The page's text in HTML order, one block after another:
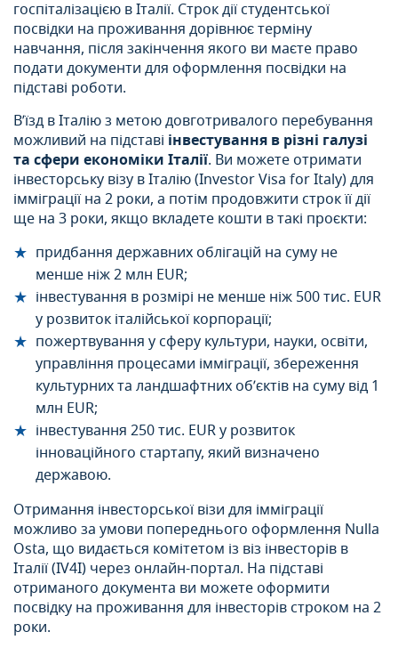
госпіталізацією в Італії. Строк дії студентської
посвідки на проживання дорівнює терміну
навчання, після закінчення якого ви маєте право
подати документи для оформлення посвідки на
підставі роботи.
В’їзд в Італію з метою довготривалого перебування
можливий на підставі інвестування в різні галузі
та сфери економіки Італії. Ви можете отримати
інвесторську візу в Італію (Investor Visa for Italy) для
імміграції на 2 роки, а потім продовжити строк її дії
ще на 3 роки, якщо вкладете кошти в такі проєкти:
придбання державних облігацій на суму не
менше ніж 2 млн EUR;
інвестування в розмірі не менше ніж 500 тис. EUR
у розвиток італійської корпорації;
пожертвування у сферу культури, науки, освіти,
управління процесами імміграції, збереження
культурних та ландшафтних об’єктів на суму від 1
млн EUR;
інвестування 250 тис. EUR у розвиток
інноваційного стартапу, який визначено
державою.
Отримання інвесторської візи для імміграції
можливо за умови попереднього оформлення Nulla
Osta, що видається комітетом із віз інвесторів в
Італії (IV4I) через онлайн-портал. На підставі
отриманого документа ви можете оформити
посвідку на проживання для інвесторів строком на 2
роки.